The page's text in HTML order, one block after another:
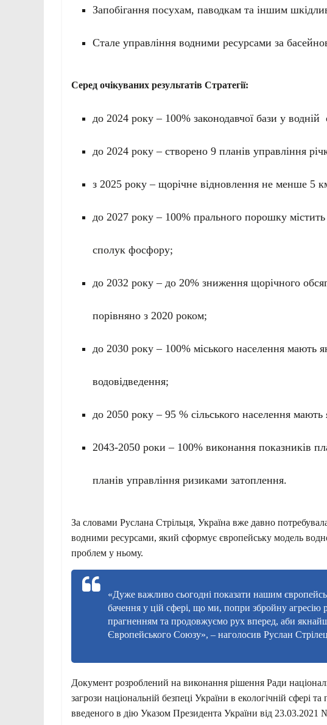
Запобігання посухам, паводкам та іншим
Стале управління водними ресурсами за
Серед очікуваних результатів Стратегії:
до 2024 року – 100% законодавчої бази у
до 2024 року – створено 9 планів управління
з 2025 року – щорічне відновлення не менше 5
до 2027 року – 100% прального порошку
сполук фосфору;
до 2032 року – до 20% зниження щорічного
порівняно з 2020 роком;
до 2030 року – 100% міського населення мають
водовідведення;
до 2050 року – 95 % сільського населення мають
2043-2050 роки – 100% виконання показників
планів управління ризиками затоплення.
За словами Руслана Стрільця, Україна вже давно
водними ресурсами, який сформує європейську модель
проблем у ньому.
«Дуже важливо сьогодні показати нашим
бачення у цій сфері, що ми, попри збройну
прагненням та продовжуємо рух вперед, аби
Європейського Союзу», – наголосив Руслан
Документ розроблений на виконання рішення Ради
загрози національній безпеці України в екологічній сфері
введеного в дію Указом Президента України від 23.03.2021